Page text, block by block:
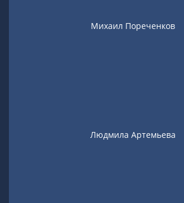
Михаил Пореченков
Людмила Артемьева